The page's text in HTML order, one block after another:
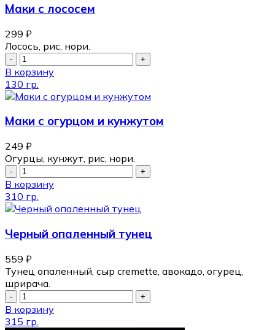
Маки с лососем
299 ₽
Лосось, рис, нори.
В корзину
130 гр.
Маки с огурцом и кунжутом
249 ₽
Огурцы, кунжут, рис, нори.
В корзину
310 гр.
Черный опаленный тунец
559 ₽
Тунец опаленный, сыр cremette, авокадо, огурец,
шрирача.
В корзину
315 гр.